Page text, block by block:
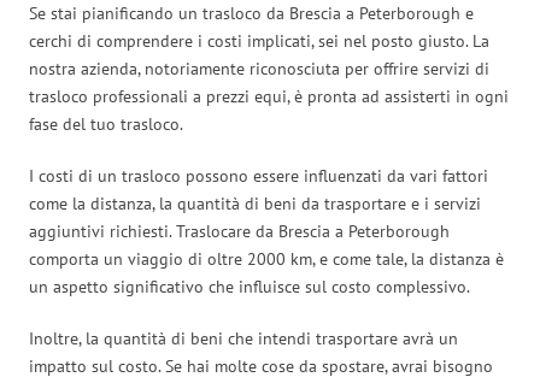
Se stai pianificando un trasloco da Brescia a Peterborough e
cerchi di comprendere i costi implicati, sei nel posto giusto. La
nostra azienda, notoriamente riconosciuta per offrire servizi di
trasloco professionali a prezzi equi, è pronta ad assisterti in ogni
fase del tuo trasloco.
I costi di un trasloco possono essere influenzati da vari fattori
come la distanza, la quantità di beni da trasportare e i servizi
aggiuntivi richiesti. Traslocare da Brescia a Peterborough
comporta un viaggio di oltre 2000 km, e come tale, la distanza è
un aspetto significativo che influisce sul costo complessivo.
Inoltre, la quantità di beni che intendi trasportare avrà un
impatto sul costo. Se hai molte cose da spostare, avrai bisogno